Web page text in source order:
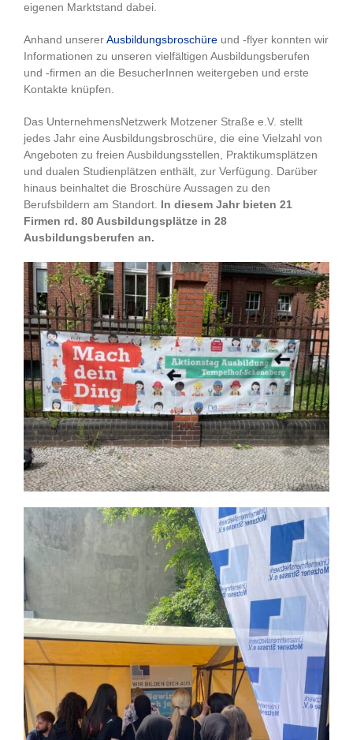
eigenen Marktstand dabei.
Anhand unsererAusbildungsbroschüre und -flyer konnten wir
Informationen zu unseren vielfältigen Ausbildungsberufen
und -firmen an die BesucherInnen weitergeben und erste
Kontakte knüpfen.
Das UnternehmensNetzwerk Motzener Straße e.V. stellt
jedes Jahr eine Ausbildungsbroschüre, die eine Vielzahl von
Angeboten zu freien Ausbildungsstellen, Praktikumsplätzen
und dualen Studienplätzen enthält, zur Verfügung. Darüber
hinaus beinhaltet die Broschüre Aussagen zu den
Berufsbildern am Standort. In diesem Jahr bieten 21
Firmen rd. 80 Ausbildungsplätze in 28
Ausbildungsberufen an.